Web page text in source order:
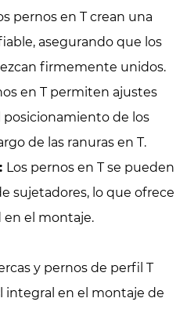
pernos en T crean una
asegurando que los
firmemente unidos.
en T permiten ajustes
posicionamiento de los
de las ranuras en T.
Los pernos en T se pueden
sujetadores, lo que ofrece
en el montaje.
y pernos de perfil T
integral en el montaje de